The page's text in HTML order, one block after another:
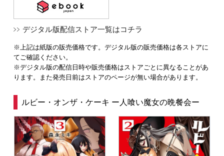
デジタル版配信ストア一覧はコチラ
※上記は紙版の販売価格です。デジタル版の販売価格は各ストアに
てご確認ください。
※デジタル版の配信日時や販売価格はストアごとに異なることがあ
ります。また発売日前はストアのページが無い場合があります。
ルビー・オンザ・ケーキ ー人喰い魔女の晩餐会ー